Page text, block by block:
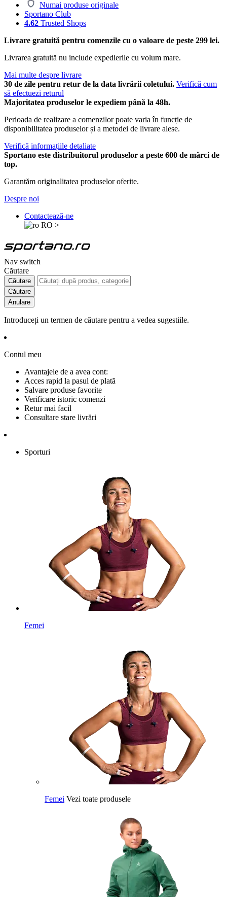
Numai produse originale
Sportano Club
4.62 Trusted Shops
Livrare gratuită pentru comenzile cu o valoare de peste 299 lei.
Livrarea gratuită nu include expedierile cu volum mare.
Mai multe despre livrare
30 de zile pentru retur de la data livrării coletului. Verifică cum
să efectuezi returul
Majoritatea produselor le expediem până la 48h.
Perioada de realizare a comenzilor poate varia în funcție de
disponibilitatea produselor și a metodei de livrare alese.
Verifică informațiile detaliate
Sportano este distribuitorul produselor a peste 600 de mărci de
top.
Garantăm originalitatea produselor oferite.
Despre noi
Contactează-ne
RO >
Nav switch
Căutare
Căutare
Căutare
Anulare
Introduceți un termen de căutare pentru a vedea sugestiile.
Contul meu
Avantajele de a avea cont:
Acces rapid la pasul de plată
Salvare produse favorite
Verificare istoric comenzi
Retur mai facil
Consultare stare livrări
Sporturi
Femei
Femei Vezi toate produsele